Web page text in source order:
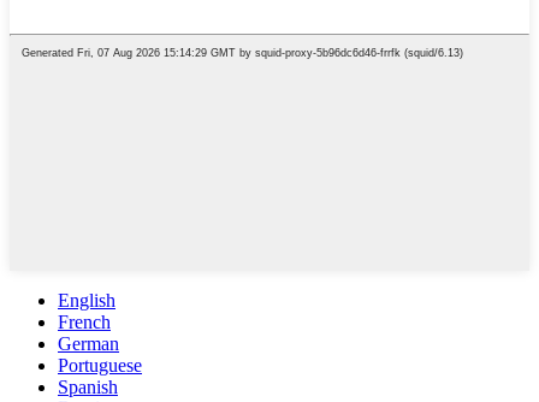
English
French
German
Portuguese
Spanish